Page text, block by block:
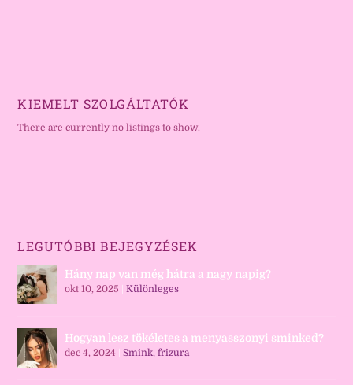
KIEMELT SZOLGÁLTATÓK
There are currently no listings to show.
LEGUTÓBBI BEJEGYZÉSEK
Hány nap van még hátra a nagy napig?
okt 10, 2025 |Különleges
Hogyan lesz tökéletes a menyasszonyi sminked?
dec 4, 2024 |Smink, frizura